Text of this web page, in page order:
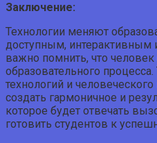
Заключение:
Технологии меняют
доступным,
важно помнить, что человек
образовательного
технологий и
создать гармоничное и
которое будет отвечать
готовить студентов к